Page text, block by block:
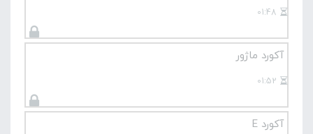
01:48
آکورد ماژور
01:52
آکورد E